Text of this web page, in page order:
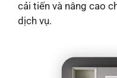
cải tiến và nâng cao
dịch vụ.